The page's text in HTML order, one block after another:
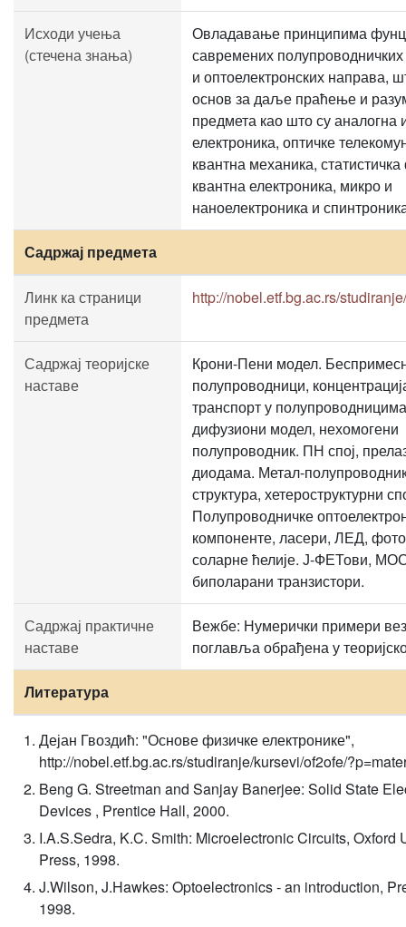
Исходи учења
(стечена знања)
Овладавање принципима
савремених полупроводничких
и оптоелектронских направа,
основ за даље праћење и
предмета као што су аналогна
електроника, оптичке
квантна механика,
квантна електроника, микро и
наноелектроника и
Садржај предмета
Линк ка страници
предмета
http://nobel.etf.bg.ac.rs/
Садржај теоријске
наставе
Крони-Пени модел.
полупроводници,
транспорт у
дифузиони модел, нехомогени
полупроводник. ПН спој,
диодама. Метал-
структура, хетероструктурни
Полупроводничке
компоненте, ласери, ЛЕД,
соларне ћелије. Ј-ФЕТови,
биполарани транзистори.
Садржај практичне
наставе
Вежбе: Нумерички примери
поглавља обрађена у
Литература
Дејан Гвоздић: "Основе физичке електронике",
http://nobel.etf.bg.ac.rs/studiranje/kursevi/of2ofe/
Beng G. Streetman and Sanjay Banerjee: Solid State
Devices , Prentice Hall, 2000.
I.A.S.Sedra, K.C. Smith: Microelectronic Circuits, Oxford
Press, 1998.
J.Wilson, J.Hawkes: Optoelectronics - an introduction,
1998.